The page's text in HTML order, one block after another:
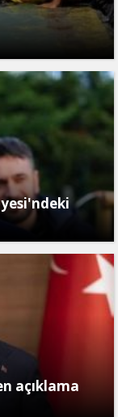
açıklama